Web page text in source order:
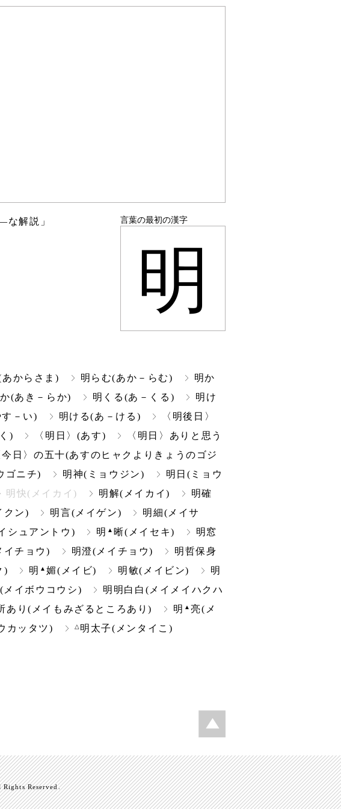
な解説」 言葉の最初の漢字
明
あからさま) 明らむ(あか－らむ)
明か
(あき－らか) 明くる(あ－くる)
明け
－い) 明ける(あ－ける)
〈明後日〉
) 〈明日〉(あす)
〈明日〉ありと思う
今日〉の五十(あすのヒャクよりきょうのゴジ
ゴニチ) 明神(ミョウジン)
明日(ミョウ
明快(メイカイ) 明解(メイカイ)
明確
クン) 明言(メイゲン)
明細(メイサ
シュアントウ) 明 ▲晰(メイセキ)
明窓
イチョウ) 明澄(メイチョウ)
明哲保身
) 明 ▲媚(メイビ) 明敏(メイビン)
明
メイボウコウシ)
明明白白(メイメイハクハ
あり(メイもみざるところあり) 明 ▲亮(メ
カッタツ) △ 明太子(メンタイこ)
Reserved.